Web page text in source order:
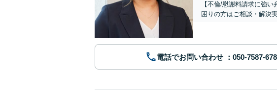
【不倫/慰謝料請求に強
困りの方はご相談・解決
電話でお問い合わせ